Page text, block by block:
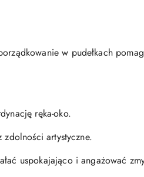
w pudełkach
ręka-oko.
artystyczne.
uspokajająco i angażować